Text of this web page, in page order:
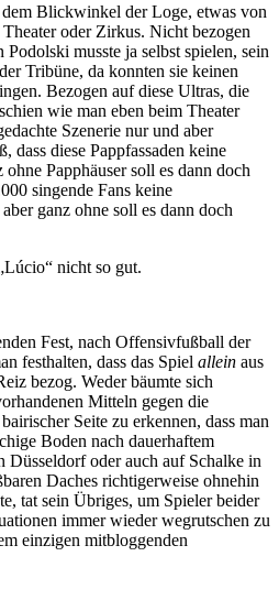
dem Blickwinkel der Loge, etwas von
oder Zirkus. Nicht bezogen
musste ja selbst spielen, sein
Tribüne, da konnten sie keinen
Bezogen auf diese Ultras, die
wie man eben beim Theater
Szenerie nur und aber
dass diese Pappfassaden keine
Papphäuser soll es dann doch
singende Fans keine
ganz ohne soll es dann doch
nicht so gut.
Fest, nach Offensivfußball der
festhalten, dass das Spiel allein aus
bezog. Weder bäumte sich
Mitteln gegen die
Seite zu erkennen, dass man
Boden nach dauerhaftem
Düsseldorf oder auch auf Schalke in
Daches richtigerweise ohnehin
tat sein Übriges, um Spieler beider
immer wieder wegrutschen zu
einzigen mitbloggenden